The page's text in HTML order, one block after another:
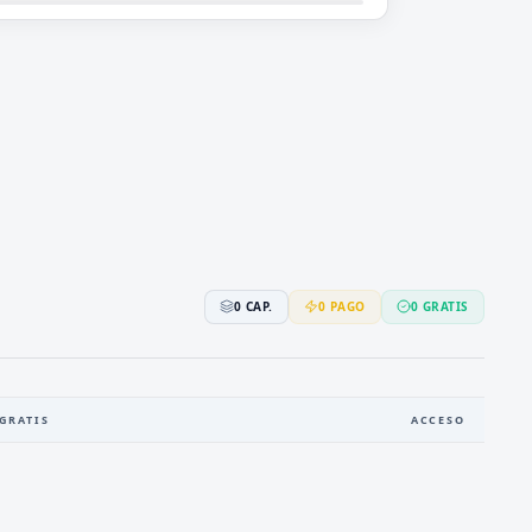
0 CAP. 0 PAGO 0 GRATIS
ACCESO